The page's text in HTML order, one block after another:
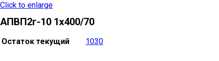
Click to enlarge
АПВП2г-10 1х400/70
Остаток текущий 1030